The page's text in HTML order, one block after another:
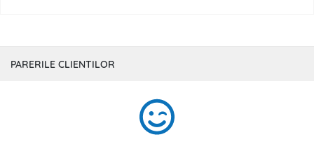
PARERILE CLIENTILOR